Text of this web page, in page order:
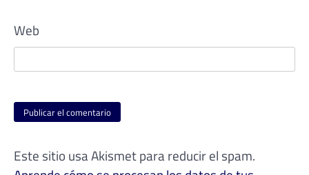
Web
Este sitio usa Akismet para reducir el spam.